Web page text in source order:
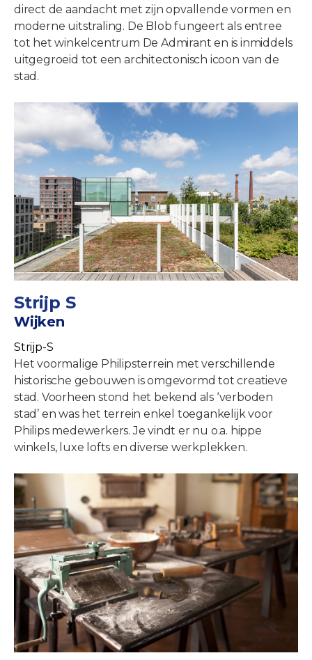
direct de aandacht met zijn opvallende vormen en
moderne uitstraling. De Blob fungeert als entree
tot het winkelcentrum De Admirant en is inmiddels
uitgegroeid tot een architectonisch icoon van de
stad.
Strijp S
Wijken
Strijp-S
Het voormalige Philipsterrein met verschillende
historische gebouwen is omgevormd tot creatieve
stad. Voorheen stond het bekend als ‘verboden
stad’ en was het terrein enkel toegankelijk voor
Philips medewerkers. Je vindt er nu o.a. hippe
winkels, luxe lofts en diverse werkplekken.